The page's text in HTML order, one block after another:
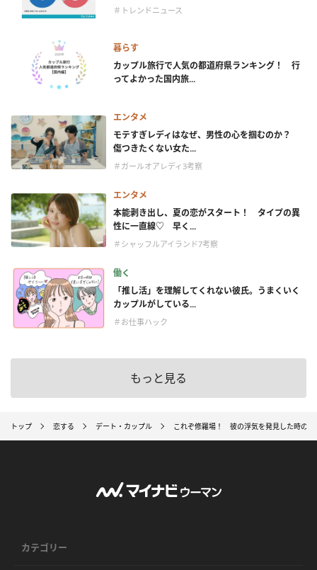
＃トレンドニュース
暮らす
カップル旅行で人気の都道府県ランキング！ 行
ってよかった国内旅...
エンタメ
モテすぎレディはなぜ、男性の心を掴むのか？
傷つきたくない女た...
＃ガールオアレディ3考察
エンタメ
本能剥き出し、夏の恋がスタート！ タイプの異
性に一直線♡ 早く...
＃シャッフルアイランド7考察
働く
「推し活」を理解してくれない彼氏。うまくいく
カップルがしている...
＃お仕事ハック
もっと見る
トップ 恋する デート・カップル これぞ修羅場！ 彼の浮気を発見した時の
カテゴリー